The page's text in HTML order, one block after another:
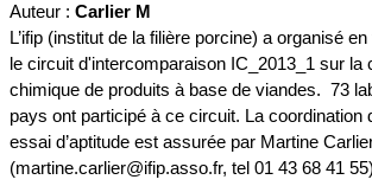
Auteur : Carlier M
L’ifip (institut de la filière porcine) a organisé
le circuit d'intercomparaison IC_2013_1 sur la
chimique de produits à base de viandes. 73
pays ont participé à ce circuit. La coordination
essai d’aptitude est assurée par Martine
(martine.carlier@ifip.asso.fr, tel 01 43 68 41